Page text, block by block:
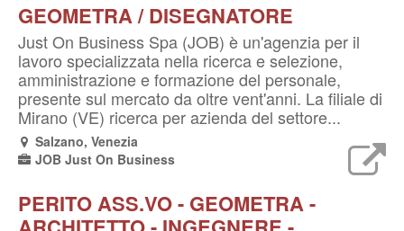
GEOMETRA / DISEGNATORE
Just On Business Spa (JOB) è un'agenzia per il
lavoro specializzata nella ricerca e selezione,
amministrazione e formazione del personale,
presente sul mercato da oltre vent'anni. La filiale di
Mirano (VE) ricerca per azienda del settore...
Salzano, Venezia
JOB Just On Business
PERITO ASS.VO - GEOMETRA -